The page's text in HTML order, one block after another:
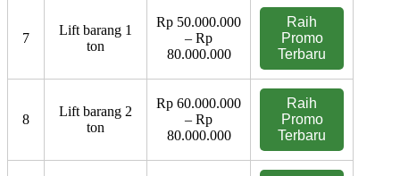
7
Lift barang 1
ton
Rp 50.000.000
– Rp
80.000.000
Raih
Promo
Terbaru
8
Lift barang 2
ton
Rp 60.000.000
– Rp
80.000.000
Raih
Promo
Terbaru